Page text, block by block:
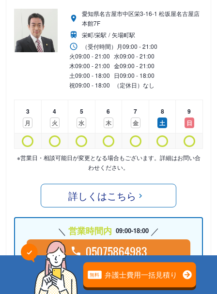
愛知県名古屋市中区栄3-16-1 松坂屋名古屋店
本館7F
栄町/栄駅
矢場町駅
（受付時間） 月09:00 - 21:00
火09:00 - 21:00 水09:00 - 21:00
木09:00 - 21:00 金09:00 - 21:00
土09:00 - 18:00 日09:00 - 18:00
祝09:00 - 18:00 （定休日）なし
3
月
4
火
5
水
6
木
7
金
8
土
9
日
※営業日・相談可能日が変更となる場合もございます。詳細はお問い合
わせください。
詳しくはこちら
営業時間内 09:00-18:00
05075864983
24時間受付中